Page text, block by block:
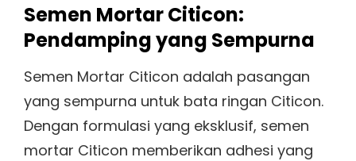
Semen Mortar Citicon:
Pendamping yang Sempurna
Semen Mortar Citicon adalah pasangan
yang sempurna untuk bata ringan Citicon.
Dengan formulasi yang eksklusif, semen
mortar Citicon memberikan adhesi yang